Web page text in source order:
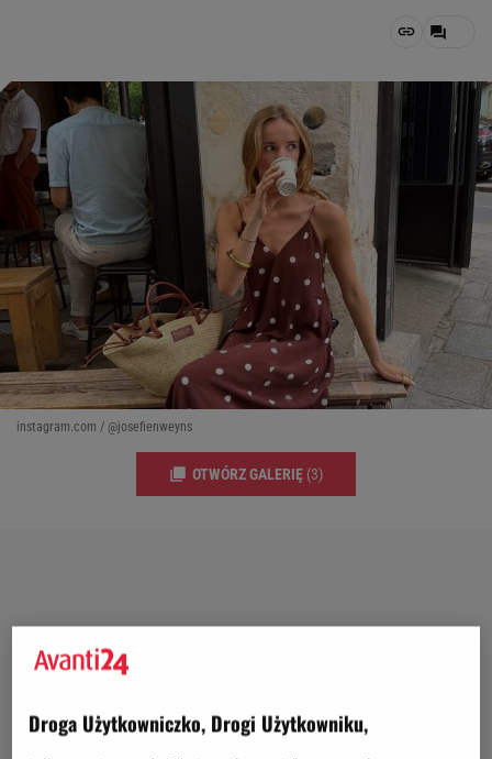
instagram.com / @josefienweyns
OTWÓRZ GALERIĘ (3)
Droga Użytkowniczko, Drogi Użytkowniku,